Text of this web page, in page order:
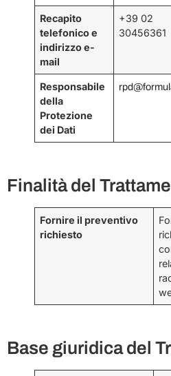
Recapito
telefonico e
indirizzo e-
mail
+39 02
30456361
Responsabile
della
Protezione
dei Dati
Finalità del
Fornire il preventivo
richiesto
Base giuridica del